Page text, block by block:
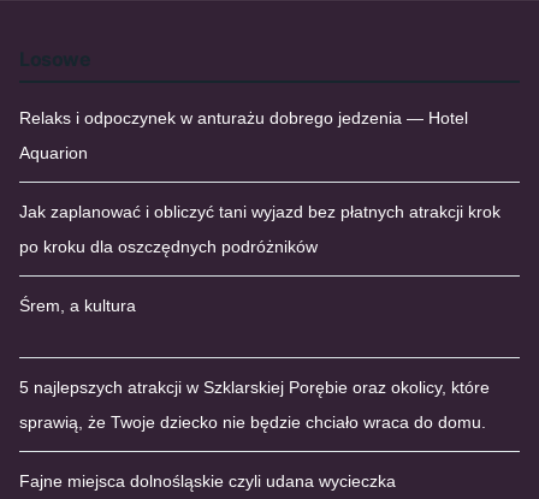
Losowe
Relaks i odpoczynek w anturażu dobrego jedzenia — Hotel
Aquarion
Jak zaplanować i obliczyć tani wyjazd bez płatnych atrakcji krok
po kroku dla oszczędnych podróżników
Śrem, a kultura
5 najlepszych atrakcji w Szklarskiej Porębie oraz okolicy, które
sprawią, że Twoje dziecko nie będzie chciało wraca do domu.
Fajne miejsca dolnośląskie czyli udana wycieczka